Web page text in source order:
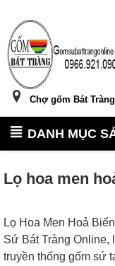
Chợ gốm Bát
DANH MỤC
Lọ hoa men
Lọ Hoa Men Hoả
Sứ Bát Tràng Online,
truyền thống gốm sứ